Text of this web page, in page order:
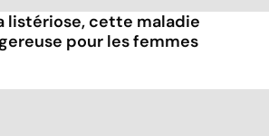
listériose, cette maladie
pour les femmes